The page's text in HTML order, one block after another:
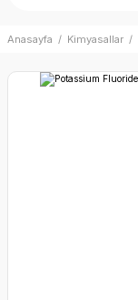
Anasayfa Kimyasallar